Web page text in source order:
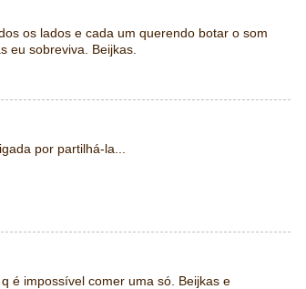
os lados e cada um querendo botar o som
eu sobreviva. Beijkas.
por partilhá-la...
é impossível comer uma só. Beijkas e